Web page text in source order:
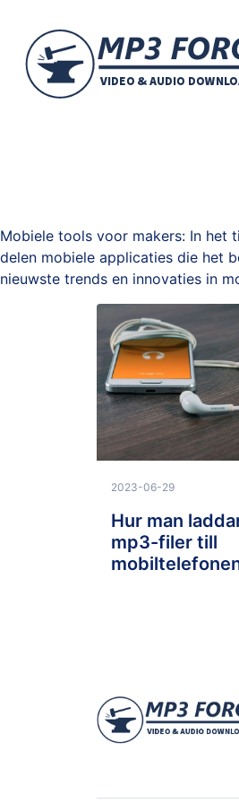
Mobiele tools voor makers: In het
delen mobiele applicaties die het
nieuwste trends en innovaties in
2023-06-29
Hur man
mp3-filer till